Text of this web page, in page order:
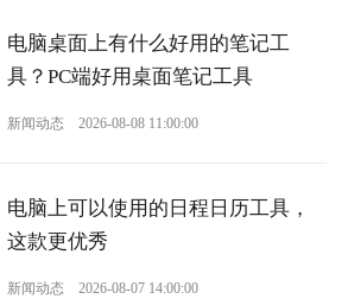
电脑桌面上有什么好用的笔记工
具？PC端好用桌面笔记工具
新闻动态 2026-08-08 11:00:00
电脑上可以使用的日程日历工具，
这款更优秀
新闻动态 2026-08-07 14:00:00